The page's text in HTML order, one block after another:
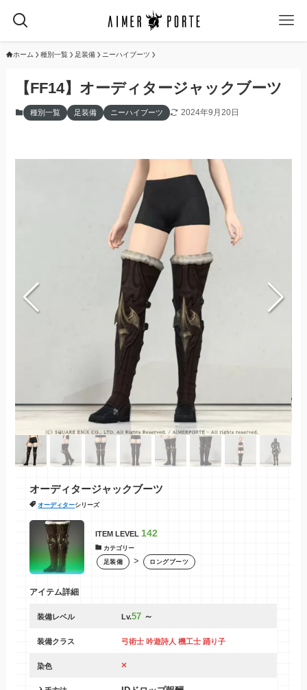
ホーム 種別一覧 足装備 ニーハイブーツ
【FF14】オーディタージャックブーツ
種別一覧 足装備 ニーハイブーツ 2024年9月20日
オーディタージャックブーツ
オーディターシリーズ
ITEM LEVEL 142
カテゴリー
足装備 > ロングブーツ
アイテム詳細
装備レベル Lv.57～
装備クラス 弓術士 吟遊詩人 機工士 踊り子
染色 ×